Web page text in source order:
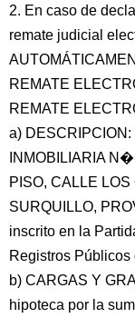
2. En caso de
remate judicial
REMATE
REMATE
a)
INMOBILIARIA
PISO, CALLE
SURQUILLO,
inscrito en la
Registros Públicos
b) CARGAS Y
hipoteca por la